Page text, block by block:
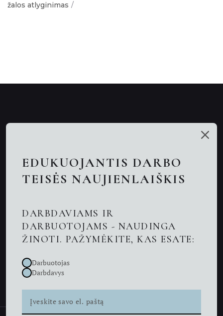
žalos atlyginimas
Nuotolinės konsultacijos
Advokatas Kaune
Naujienos
EDUKUOJANTIS DARBO
TEISĖS NAUJIENLAIŠKIS
DARBDAVIAMS IR
DARBUOTOJAMS - NAUDINGA
ŽINOTI. PAŽYMĖKITE, KAS ESATE:
Darbuotojas
Darbdavys